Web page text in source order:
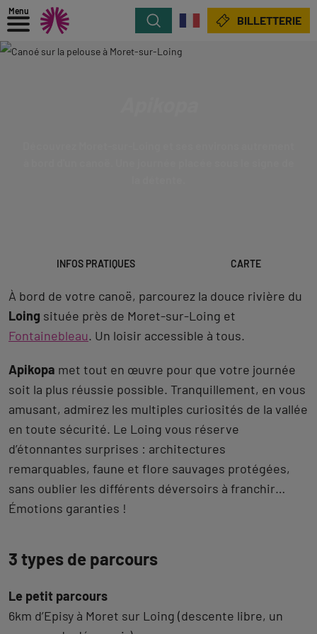
Menu
Rechercher BILLETTERIE
INFOS PRATIQUES CARTE
À bord de votre canoë, parcourez la douce rivière du
Loing située près de Moret-sur-Loing et
Fontainebleau. Un loisir accessible à tous.
Apikopa met tout en œuvre pour que votre journée
soit la plus réussie possible. Tranquillement, en vous
amusant, admirez les multiples curiosités de la vallée
en toute sécurité. Le Loing vous réserve
d’étonnantes surprises : architectures
remarquables, faune et flore sauvages protégées,
sans oublier les différents déversoirs à franchir…
Émotions garanties !
3 types de parcours
Le petit parcours
6km d’Episy à Moret sur Loing (descente libre, un